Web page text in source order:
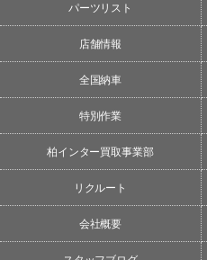
パーツリスト
店舗情報
全国納車
特別作業
柏インター買取事業部
リクルート
会社概要